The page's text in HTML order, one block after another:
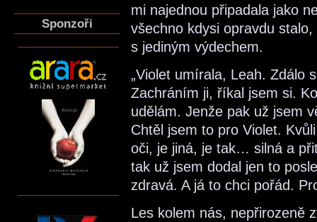
Sponzoři
mi najednou připadala jako
všechno kdysi opravdu
s jediným výdechem.
„Violet umírala, Leah. Zdálo
Zachráním ji, říkal jsem si.
udělám. Jenže pak už jsem
Chtěl jsem to pro Violet.
oči, je jiná, je tak… silná a
tak už jsem dodal jen to
zdravá. A já to chci pořád.
Les kolem nás, nepřirozeně